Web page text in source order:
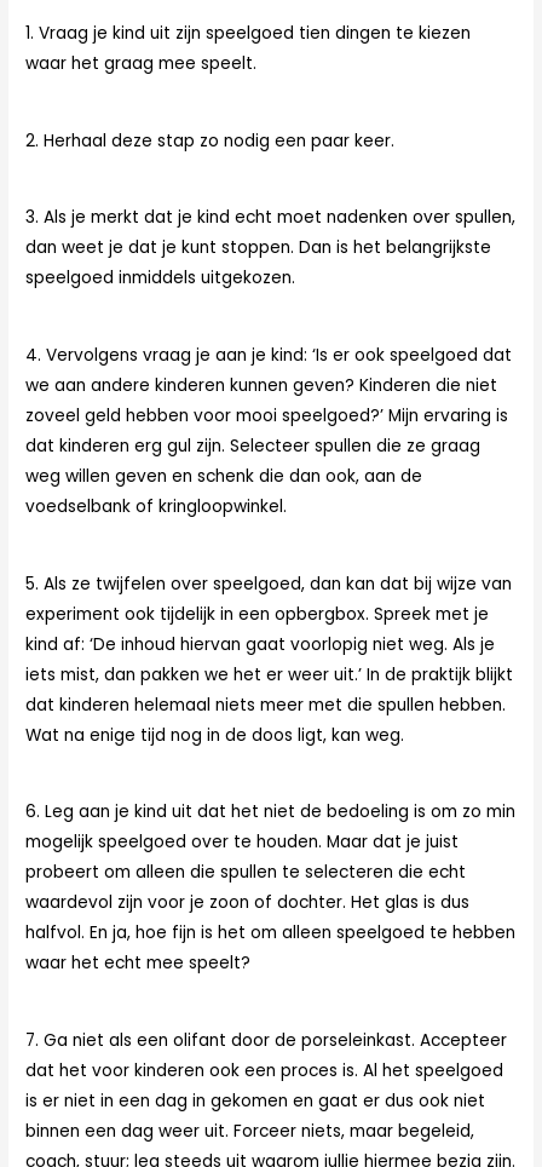
1. Vraag je kind uit zijn speelgoed tien dingen te kiezen
waar het graag mee speelt.
2. Herhaal deze stap zo nodig een paar keer.
3. Als je merkt dat je kind echt moet nadenken over spullen,
dan weet je dat je kunt stoppen. Dan is het belangrijkste
speelgoed inmiddels uitgekozen.
4. Vervolgens vraag je aan je kind: ‘Is er ook speelgoed dat
we aan andere kinderen kunnen geven? Kinderen die niet
zoveel geld hebben voor mooi speelgoed?’ Mijn ervaring is
dat kinderen erg gul zijn. Selecteer spullen die ze graag
weg willen geven en schenk die dan ook, aan de
voedselbank of kringloopwinkel.
5. Als ze twijfelen over speelgoed, dan kan dat bij wijze van
experiment ook tijdelijk in een opbergbox. Spreek met je
kind af: ‘De inhoud hiervan gaat voorlopig niet weg. Als je
iets mist, dan pakken we het er weer uit.’ In de praktijk blijkt
dat kinderen helemaal niets meer met die spullen hebben.
Wat na enige tijd nog in de doos ligt, kan weg.
6. Leg aan je kind uit dat het niet de bedoeling is om zo min
mogelijk speelgoed over te houden. Maar dat je juist
probeert om alleen die spullen te selecteren die echt
waardevol zijn voor je zoon of dochter. Het glas is dus
halfvol. En ja, hoe fijn is het om alleen speelgoed te hebben
waar het echt mee speelt?
7. Ga niet als een olifant door de porseleinkast. Accepteer
dat het voor kinderen ook een proces is. Al het speelgoed
is er niet in een dag in gekomen en gaat er dus ook niet
binnen een dag weer uit. Forceer niets, maar begeleid,
coach, stuur; leg steeds uit waarom jullie hiermee bezig zijn.